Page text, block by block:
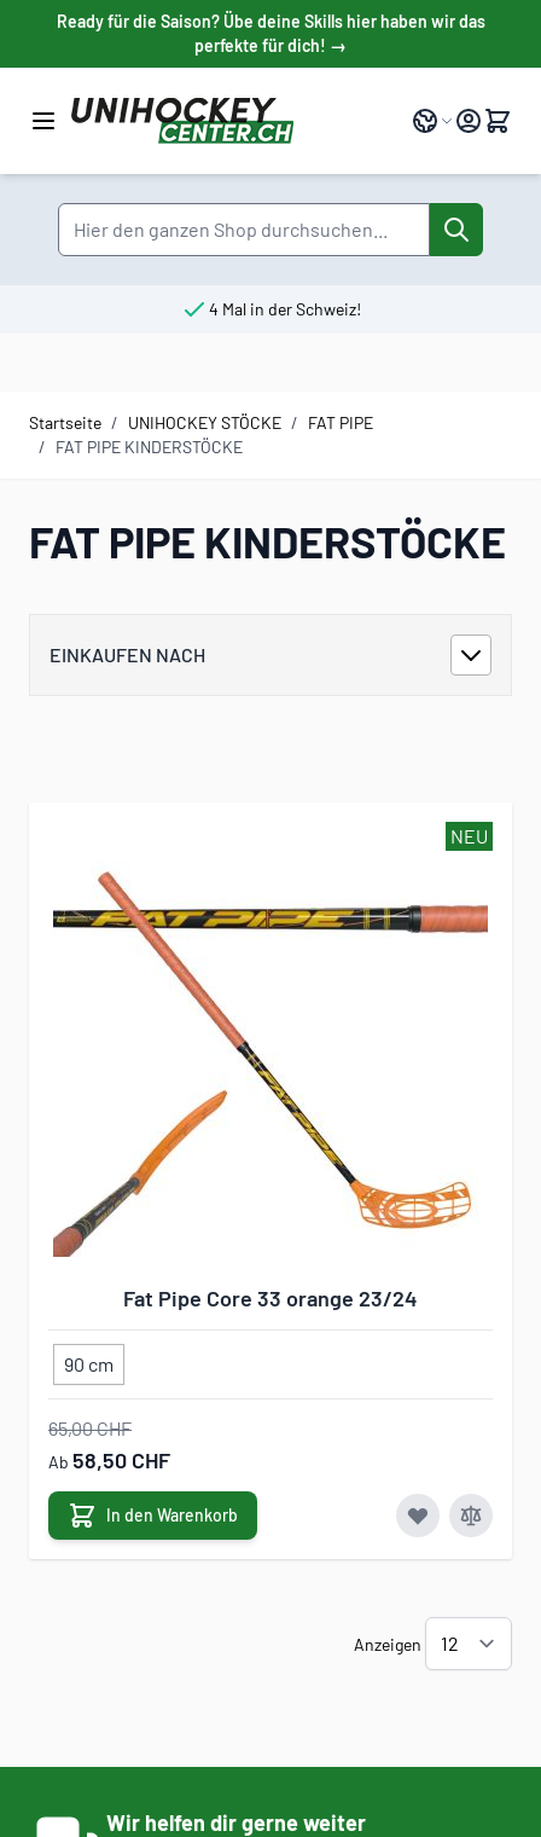
Direkt zum Inhalt
Ready für die Saison? Übe deine Skills hier haben wir das
perfekte für dich! →
Sprache
Suche
4 Mal in der Schweiz!
Startseite / UNIHOCKEY STÖCKE / FAT PIPE
/ FAT PIPE KINDERSTÖCKE
FAT PIPE KINDERSTÖCKE
EINKAUFEN NACH
NEU
Fat Pipe Core 33 orange 23/24
90 cm
65,00 CHF
Ab 58,50 CHF
In den Warenkorb
Anzeigen
Wir helfen dir gerne weiter